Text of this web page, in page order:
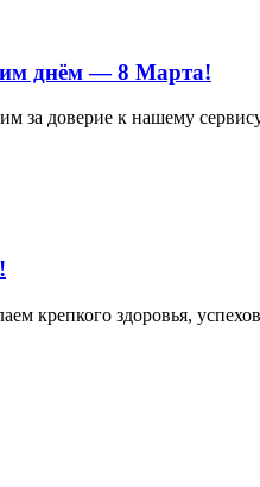
днём — 8 Марта!
за доверие к нашему
крепкого здоровья,